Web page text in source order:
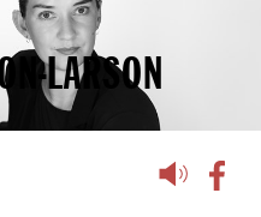
LARSON
Lyssna